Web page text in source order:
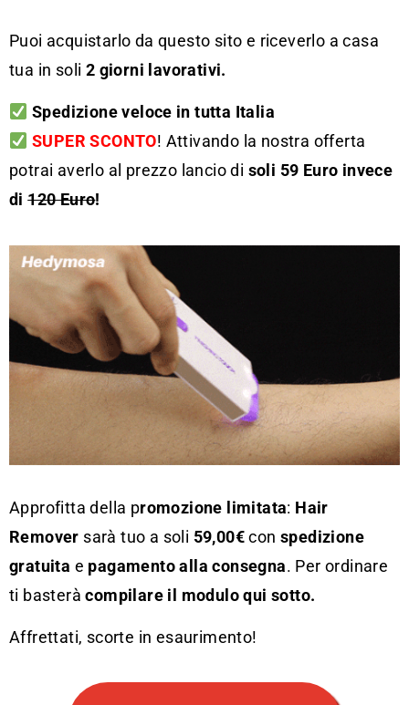
Puoi acquistarlo da questo sito e riceverlo a casa
tua in soli 2 giorni lavorativi.
Spedizione veloce in tutta Italia
SUPER SCONTO! Attivando la nostra offerta
potrai averlo al prezzo lancio di soli 59 Euro invece
di120 Euro!
Approfitta della promozione limitata: Hair
Remover sarà tuo a soli 59,00€conspedizione
gratuita e pagamento alla consegna. Per ordinare
ti basteràcompilare il modulo qui sotto.
Affrettati, scorte in esaurimento!